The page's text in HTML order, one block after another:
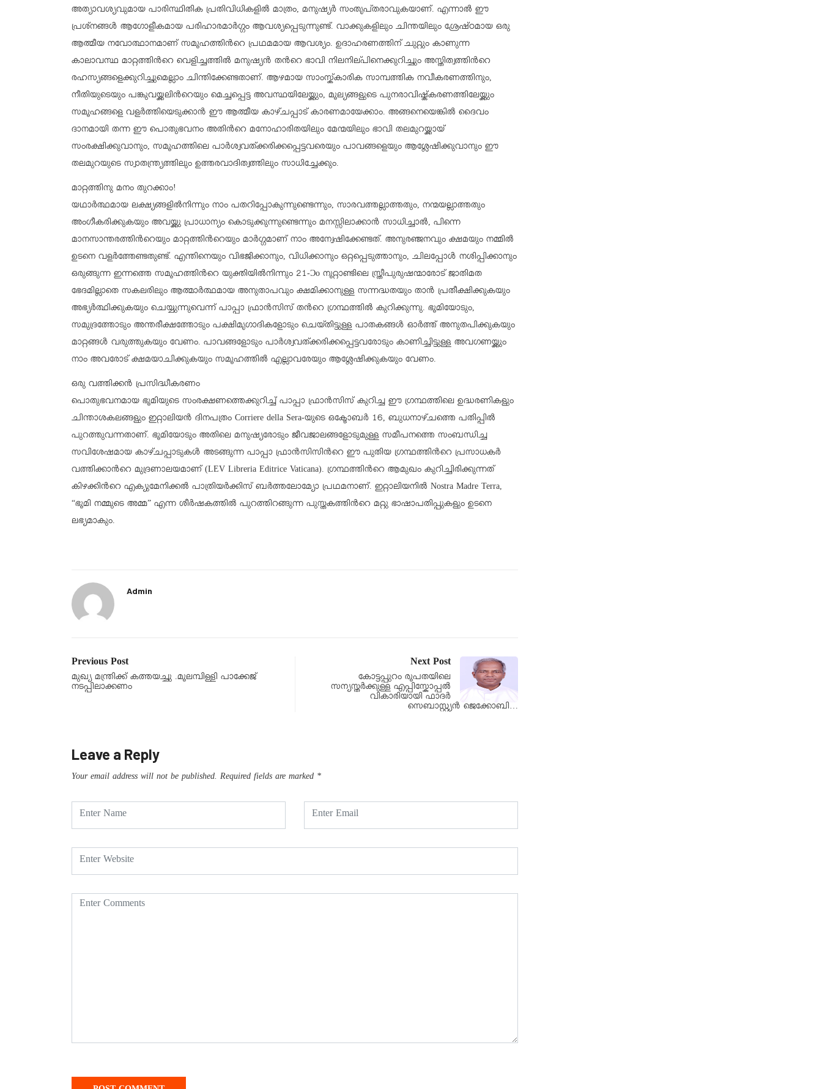
അത്യാവശ്യവുമായ പാരിസ്ഥിതിക പ്രതിവിധികളില്‍ മാത്രം, മനുഷ്യര്‍ സംതൃപ്തരാവുകയാണ്. എന്നാല്‍ ഈ
പ്രശ്നങ്ങള്‍ ആഗോളീകമായ പരിഹാരമാര്‍ഗ്ഗം ആവശ്യപ്പെടുന്നുണ്ട്. വാക്കുകളിലും ചിന്തയിലും ശ്രേഷ്ഠമായ ഒരു
ആത്മീയ നവോത്ഥാനമാണ് സമൂഹത്തിന്‍റെ പ്രഥമമായ ആവശ്യം. ഉദാഹരണത്തിന് ചുറ്റും കാണുന്ന
കാലാവസ്ഥ മാറ്റത്തി‍ന്‍റെ വെളിച്ചത്തില്‍ മനുഷ്യന്‍ തന്‍റെ ഭാവി നിലനില്പിനെക്കുറിച്ചും അസ്തിത്വത്തിന്‍റെ
രഹസ്യങ്ങളെക്കുറിച്ചുമെല്ലാം ചിന്തിക്കേണ്ടതാണ്. ആഴമായ സാംസ്ക്കാരിക സാമ്പത്തിക നവീകരണത്തിനും,
നീതിയുടെയും പങ്കുവയ്ക്കലിന്‍റെയും മെച്ചപ്പെട്ട അവസ്ഥയിലേയ്ക്കും, മൂല്യങ്ങളുടെ പുനരാവിഷ്ക്കരണത്തിലേയ്ക്കും
സമൂഹങ്ങളെ വളര്‍ത്തിയെടുക്കാന്‍ ഈ ആത്മീയ കാഴ്ചപ്പാട് കാരണമായേക്കാം. അങ്ങനെയെങ്കില്‍ ദൈവം
ദാനമായി തന്ന ഈ പൊതുഭവനം അതിന്‍റെ മനോഹാരിതയിലും മേന്മയിലും ഭാവി തലമുറയ്ക്കായ്
സംരക്ഷിക്കുവാനും, സമൂഹത്തിലെ പാര്‍ശ്വവത്ക്കരിക്കപ്പെട്ടവരെയും പാവങ്ങളെയും ആശ്ലേഷിക്കുവാനും ഈ
തലമുറയുടെ സ്വാതന്ത്ര്യത്തിലും ഉത്തരവാദിത്വത്തിലും സാധിച്ചേക്കും.
മാറ്റത്തിനു മനം തുറക്കാം!
യഥാര്‍ത്ഥമായ ലക്ഷ്യങ്ങളില്‍നിന്നും നാം പതറിപ്പോകുന്നുണ്ടെന്നും, സാരവത്തല്ലാത്തതും, നന്മയല്ലാത്തതും
അംഗീകരിക്കുകയും അവയ്ക്കു പ്രാധാന്യം കൊടുക്കുന്നുണ്ടെന്നും മനസ്സിലാക്കാന്‍ സാധിച്ചാല്‍, പിന്നെ
മാനസാന്തരത്തിന്‍റെയും മാറ്റത്തിന്‍റെയും മാര്‍ഗ്ഗമാണ് നാം അന്വേഷിക്കേണ്ടത്. അനുരഞ്ജനവും ക്ഷമയും നമ്മില്‍
ഉടനെ വളര്‍ത്തേണ്ടതുണ്ട്. എന്തിനെയും വിഭജിക്കാനും, വിധിക്കാനും ഒറ്റപ്പെടുത്താനും, ചിലപ്പോള്‍ നശിപ്പിക്കാനും
ഒരുങ്ങുന്ന ഇന്നത്തെ സമൂഹത്തിന്‍റെ യുക്തിയില്‍നിന്നും 21-Ɔο നൂറ്റാണ്ടിലെ സ്ത്രീപുരുഷന്മാരോട് ജാതിമത
ഭേദമില്ലാതെ സകലരിലും ആത്മാര്‍ത്ഥമായ അനുതാപവും ക്ഷമിക്കാനുള്ള സന്നദ്ധതയും താന്‍ പ്രതീക്ഷിക്കുകയും
അഭ്യര്‍ത്ഥിക്കുകയും ചെയ്യുന്നുവെന്ന് പാപ്പാ ഫ്രാന്‍സിസ് തന്‍റെ ഗ്രന്ഥത്തില്‍ കുറിക്കുന്നു. ഭൂമിയോടും,
സമുദ്രത്തോടും അന്തരീക്ഷത്തോടും പക്ഷിമൃഗാദികളോടും ചെയ്തിട്ടുള്ള പാതകങ്ങള്‍ ഓര്‍ത്ത് അനുതപിക്കുകയും
മാറ്റങ്ങള്‍ വരുത്തുകയും വേണം. പാവങ്ങളോടും പാര്‍ശ്വവത്ക്കരിക്കപ്പെട്ടവരോടും കാണിച്ചിട്ടുള്ള അവഗണയ്ക്കും
നാം അവരോട് ക്ഷമയാചിക്കുകയും സമൂഹത്തില്‍ എല്ലാവരേയും ആശ്ലേഷിക്കുകയും വേണം.
ഒരു വത്തിക്കന്‍ പ്രസിദ്ധീകരണം
പൊതുഭവനമായ ഭൂമിയുടെ സംരക്ഷണത്തെക്കുറിച്ച് പാപ്പാ ഫ്രാന്‍സിസ് കുറിച്ച ഈ ഗ്രന്ഥത്തിലെ ഉദ്ധരണികളും
ചിന്താശകലങ്ങളും ഇറ്റാലിയന്‍ ദിനപത്രം Corriere della Sera-യുടെ ഒക്ടോബര്‍ 16, ബുധനാഴ്ചത്തെ പതിപ്പില്‍
പുറത്തുവന്നതാണ്. ഭൂമിയോടും അതിലെ മനുഷ്യരോടും ജീവജാലങ്ങളോടുമുള്ള സമീപനത്തെ സംബന്ധിച്ച
സവിശേഷമായ കാഴ്ചപ്പാടുകള്‍ അടങ്ങുന്ന പാപ്പാ ഫ്രാന്‍സിസിന്‍റെ ഈ പുതിയ ഗ്രന്ഥത്തിന്‍റെ പ്രസാധകര്‍
വത്തിക്കാന്‍റെ മുദ്രണാലയമാണ് (LEV Libreria Editrice Vaticana). ഗ്രന്ഥത്തിന്‍റെ ആമുഖം കുറിച്ചിരിക്കുന്നത്
കിഴക്കിന്‍റെ എക്യുമേനിക്കല്‍ പാത്രിയര്‍ക്കിസ് ബര്‍ത്തലോമ്യോ പ്രഥമനാണ്. ഇറ്റാലിയനില്‍ Nostra Madre Terra,
“ഭൂമി നമ്മുടെ അമ്മ” എന്ന ശീര്‍ഷകത്തില്‍ പുറത്തിറങ്ങുന്ന പുസ്തകത്തിന്‍റെ മറ്റു ഭാഷാപതിപ്പുകളും ഉടനെ
ലഭ്യമാകും.
Admin
Previous Post
മുഖ്യ മന്ത്രിക്ക് കത്തയച്ചു .മൂലമ്പിള്ളി പാക്കേജ്
നടപ്പിലാക്കണം
Next Post
കോട്ടപ്പുറം രൂപതയിലെ
സന്യസ്തർക്കുള്ള എപ്പിസ്കോപ്പൽ
വികാരിയായി ഫാദർ
സെബാസ്റ്റ്യൻ ജെക്കോബി…
Leave a Reply
Your email address will not be published. Required fields are marked *